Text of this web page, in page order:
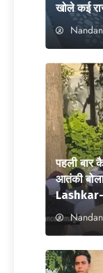
खोले कई
पहली बार
आतंकी